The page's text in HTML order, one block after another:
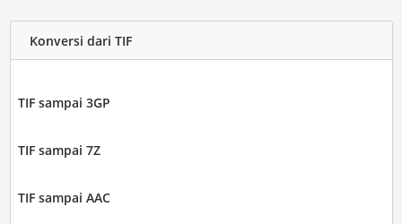
Konversi dari TIF
TIF sampai 3GP
TIF sampai 7Z
TIF sampai AAC